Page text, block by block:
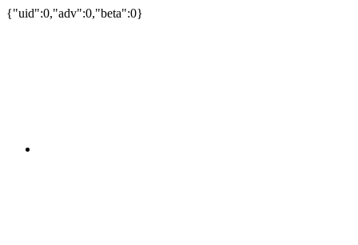
{"uid":0,"adv":0,"beta":0}